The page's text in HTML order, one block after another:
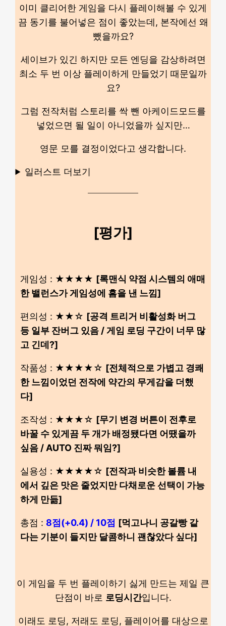
이미 클리어한 게임을 다시 플레이해볼 수 있게
끔 동기를 불어넣은 점이 좋았는데, 본작에선 왜
뺐을까요?
세이브가 있긴 하지만 모든 엔딩을 감상하려면
최소 두 번 이상 플레이하게 만들었기 때문일까
요?
그럼 전작처럼 스토리를 싹 뺀 아케이드모드를
넣었으면 될 일이 아니었을까 싶지만…
영문 모를 결정이었다고 생각합니다.
일러스트 더보기
[평가]
게임성 : ★★★★ [록맨식 약점 시스템의 애매
한 밸런스가 게임성에 흠을 낸 느낌]
편의성 : ★★☆ [공격 트리거 비활성화 버그
등 일부 잔버그 있음 / 게임 로딩 구간이 너무 많
고 긴데?]
작품성 : ★★★★☆ [전체적으로 가볍고 경쾌
한 느낌이었던 전작에 약간의 무게감을 더했
다]
조작성 : ★★★☆ [무기 변경 버튼이 전후로
바꿀 수 있게끔 두 개가 배정됐다면 어땠을까
싶음 / AUTO 진짜 뭐임?]
실용성 : ★★★★☆ [전작과 비슷한 볼륨 내
에서 깊은 맛은 줄었지만 다채로운 선택이 가능
하게 만듦]
총점 : 8점(+0.4) / 10점 [먹고나니 공갈빵 같
다는 기분이 들지만 달콤하니 괜찮았다 싶다]
이 게임을 두 번 플레이하기 싫게 만드는 제일 큰
단점이 바로 로딩시간입니다.
이래도 로딩, 저래도 로딩, 플레이어를 대상으로